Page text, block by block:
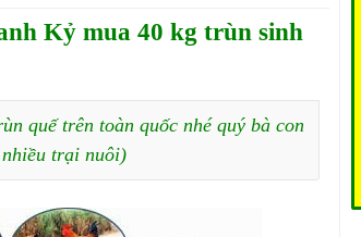
Kỷ mua 40 kg trùn sinh
quế trên toàn quốc nhé quý bà con
trại nuôi)